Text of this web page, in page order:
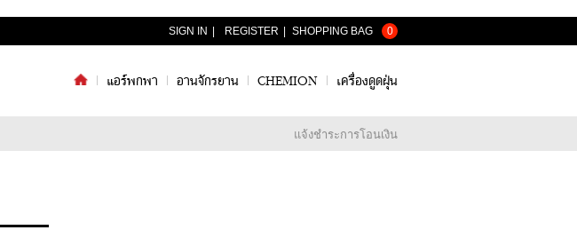
0
แอร์พกพา อานจักรยาน CHEMION เครื่องดูดฝุ่น
แจ้งชำระการโอนเงิน
SIGN IN REGISTER